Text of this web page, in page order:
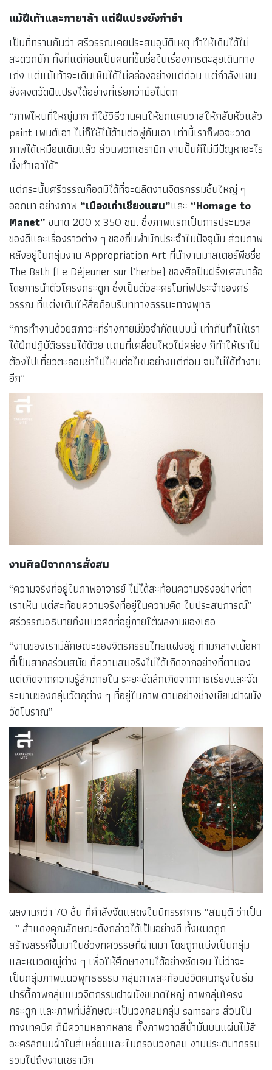
แม้ฝีเท้าและกายาล้า แต่ฝีแปรงยังกำยำ
เป็นที่ทราบกันว่า ศรีวรรณเคยประสบอุบัติเหตุ ทำให้เดินได้ไม่
สะดวกนัก ทั้งที่แต่ก่อนเป็นคนที่ขึ้นชื่อในเรื่องการตะลุยเดินทาง
เก่ง แต่แม้เท้าจะเดินเหินได้ไม่คล่องอย่างแต่ก่อน แต่กำลังแขน
ยังคงตวัดฝีแปรงได้อย่างที่เรียกว่ามือไม่ตก
“ภาพไหนที่ใหญ่มาก ก็ใช้วิธีวานคนให้ยกแคนวาสให้กลับหัวแล้ว
paint เพนต์เอา ไม่ก็ใช้ไม้ด้ามต่อพู่กันเอา เท่านี้เราก็พอจะวาด
ภาพได้เหมือนเดิมแล้ว ส่วนพวกเซรามิก งานปั้นก็ไม่มีปัญหาอะไร
นั่งทำเอาได้”
แต่กระนั้นศรีวรรณก็อดมิได้ที่จะผลิตงานจิตรกรรมชิ้นใหญ่ ๆ
ออกมา อย่างภาพ “เมืองเก่าเชียงแสน”และ “Homage to
Manet” ขนาด 200 x 350 ซม. ซึ่งภาพแรกเป็นการประมวล
ของดีและเรื่องราวต่าง ๆ ของถิ่นพำนักประจำในปัจจุบัน ส่วนภาพ
หลังอยู่ในกลุ่มงาน Appropriation Art ที่นำงานมาสเตอร์พีซชื่อ
The Bath (Le Déjeuner sur l’herbe) ของศิลปินฝรั่งเศสมาล้อ
โดยการนำตัวโครงกระดูก ซึ่งเป็นตัวละครโมทีฟประจำของศรี
วรรณ ที่แต่งเติมให้สื่อถือบริบททางธรรมะทางพุทธ
“การทำงานด้วยสภาวะที่ร่างกายมีข้อจำกัดแบบนี้ เท่ากับทำให้เรา
ได้ฝึกปฏิบัติธรรมได้ด้วย แถมที่เคลื่อนไหวไม่คล่อง ก็ทำให้เราไม่
ต้องไปเที่ยวตะลอนซ่าไปไหนต่อไหนอย่างแต่ก่อน จนไม่ได้ทำงาน
อีก”
งานศิลป์จากการสั่งสม
“ความจริงที่อยู่ในภาพอาจารย์ ไม่ได้สะท้อนความจริงอย่างที่ตา
เราเห็น แต่สะท้อนความจริงที่อยู่ในความคิด ในประสบการณ์”
ศรีวรรณอธิบายถึงแนวคิดที่อยู่ภายใต้ผลงานของเธอ
“งานของเรามีลักษณะของจิตรกรรมไทยแฝงอยู่ ท่ามกลางเนื้อหา
ที่เป็นสากลร่วมสมัย ที่ความสมจริงไม่ได้เกิดจากอย่างที่ตามอง
แต่เกิดจากความรู้สึกภายใน ระยะชัดลึกเกิดจากการเรียงและจัด
ระนาบของกลุ่มวัตถุต่าง ๆ ที่อยู่ในภาพ ตามอย่างช่างเขียนฝาผนัง
วัดโบราณ”
ผลงานกว่า 70 ชิ้น ที่กำลังจัดแสดงในนิทรรศการ “สมมุติ ว่าเป็น
…” สำแดงคุณลักษณะดังกล่าวได้เป็นอย่างดี ทั้งหมดถูก
สร้างสรรค์ขึ้นมาในช่วงทศวรรษที่ผ่านมา โดยถูกแบ่งเป็นกลุ่ม
และหมวดหมู่ต่าง ๆ เพื่อให้ศึกษางานได้อย่างชัดเจน ไม่ว่าจะ
เป็นกลุ่มภาพแนวพุทธธรรม กลุ่มภาพสะท้อนชีวิตคนกรุงในธีม
ปาร์ตี้ภาพกลุ่มแนวจิตกรรมฝาผนังขนาดใหญ่ ภาพกลุ่มโครง
กระดูก และภาพที่มีลักษณะเป็นวงกลมกลุ่ม samsara ส่วนใน
ทางเทคนิค ก็มีความหลากหลาย ทั้งภาพวาดสีน้ำมันบนแผ่นไม้สี
อะคริลิกบนผ้าใบสี่เหลี่ยมและในกรอบวงกลม งานประติมากรรม
รวมไปถึงงานเซรามิก